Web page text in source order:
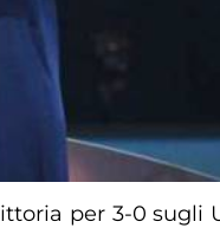
per 3-0 sugli